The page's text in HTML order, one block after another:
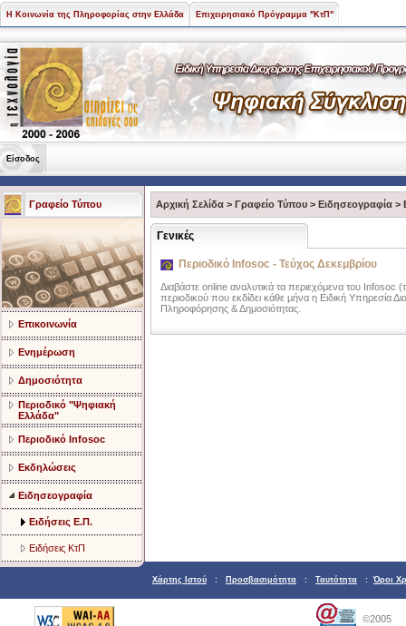
Η Κοινωνία της Πληροφορίας στην Ελλάδα Επιχειρησιακό Πρόγραμμα "ΚτΠ"
Είσοδος
Γραφείο Τύπου
Επικοινωνία
Ενημέρωση
Δημοσιότητα
Περιοδικό "Ψηφιακή
Ελλάδα"
Περιοδικό Infosoc
Εκδηλώσεις
Ειδησεογραφία
Ειδήσεις Ε.Π.
Ειδήσεις ΚτΠ
Αρχική Σελίδα > Γραφείο Τύπου > Ειδησεογραφία >
Γενικές
Περιοδικό Infosoc - Τεύχος Δεκεμβρίου
Διαβάστε online αναλυτικά τα περιεχόμενα του Infosoc
περιοδικού που εκδίδει κάθε μήνα η Ειδική Υπηρεσία
Πληροφόρησης & Δημοσιότητας.
Χάρτης Ιστού : Προσβασιμότητα : Ταυτότητα : Όροι
©2005